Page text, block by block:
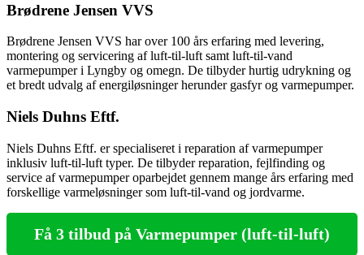
Brødrene Jensen VVS
Brødrene Jensen VVS har over 100 års erfaring med levering,
montering og servicering af luft-til-luft samt luft-til-vand
varmepumper i Lyngby og omegn. De tilbyder hurtig udrykning og
et bredt udvalg af energiløsninger herunder gasfyr og varmepumper.
Niels Duhns Eftf.
Niels Duhns Eftf. er specialiseret i reparation af varmepumper
inklusiv luft-til-luft typer. De tilbyder reparation, fejlfinding og
service af varmepumper oparbejdet gennem mange års erfaring med
forskellige varmeløsninger som luft-til-vand og jordvarme.
Få 3 tilbud på Varmepumper (luft-til-luft)